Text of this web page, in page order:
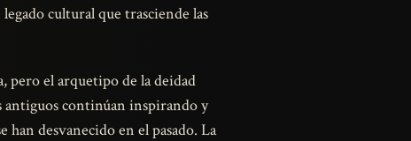
cultural que trasciende las
pero el arquetipo de la deidad
antiguos continúan inspirando y
han desvanecido en el pasado. La